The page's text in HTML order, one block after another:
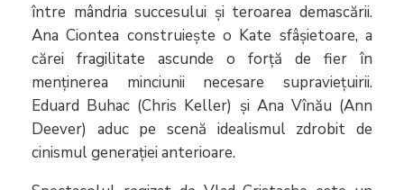
între mândria succesului și teroarea demascării.
Ana Ciontea construiește o Kate sfâșietoare, a
cărei fragilitate ascunde o forță de fier în
menținerea minciunii necesare supraviețuirii.
Eduard Buhac (Chris Keller) și Ana Vînău (Ann
Deever) aduc pe scenă idealismul zdrobit de
cinismul generației anterioare.